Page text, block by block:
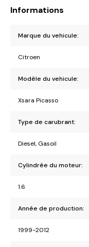
Informations
Marque du vehicule:
Citroen
Modèle du vehicule:
Xsara Picasso
Type de carubrant:
Diesel, Gasoil
Cylindrée du moteur:
1.6
Année de production:
1999-2012